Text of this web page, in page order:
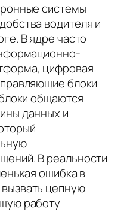
системы
водителя и
В ядре часто
цифровая
блоки
общаются
данных и
В реальности
ошибка в
цепную
работу